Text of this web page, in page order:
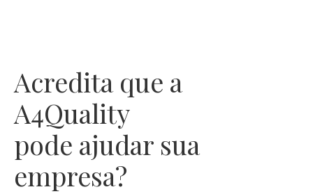
Acredita que a
A4Quality
pode ajudar sua
empresa?